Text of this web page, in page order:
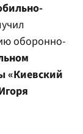
оборонно-
«Киевский